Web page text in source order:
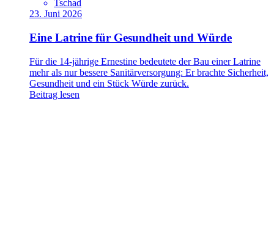
Tschad
23. Juni 2026
Eine Latrine für Gesundheit und Würde
Für die 14-jährige Ernestine bedeutete der Bau einer Latrine
mehr als nur bessere Sanitärversorgung: Er brachte Sicherheit,
Gesundheit und ein Stück Würde zurück.
Beitrag lesen